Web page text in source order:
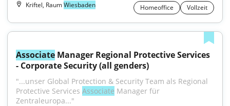
Kriftel, RaumWiesbaden Homeoffice Vollzeit
Associate Manager Regional Protective Services
- Corporate Security (all genders)
"...unser Global Protection & Security Team als Regional
Protective Services Associate Manager für
Zentraleuropa..."